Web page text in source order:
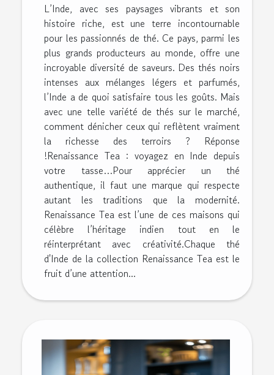
L’Inde, avec ses paysages vibrants et son
histoire riche, est une terre incontournable
pour les passionnés de thé. Ce pays, parmi les
plus grands producteurs au monde, offre une
incroyable diversité de saveurs. Des thés noirs
intenses aux mélanges légers et parfumés,
l’Inde a de quoi satisfaire tous les goûts. Mais
avec une telle variété de thés sur le marché,
comment dénicher ceux qui reflètent vraiment
la richesse des terroirs ? Réponse
!Renaissance Tea : voyagez en Inde depuis
votre tasse…Pour apprécier un thé
authentique, il faut une marque qui respecte
autant les traditions que la modernité.
Renaissance Tea est l’une de ces maisons qui
célèbre l’héritage indien tout en le
réinterprétant avec créativité.Chaque thé
d'Inde de la collection Renaissance Tea est le
fruit d’une attention...